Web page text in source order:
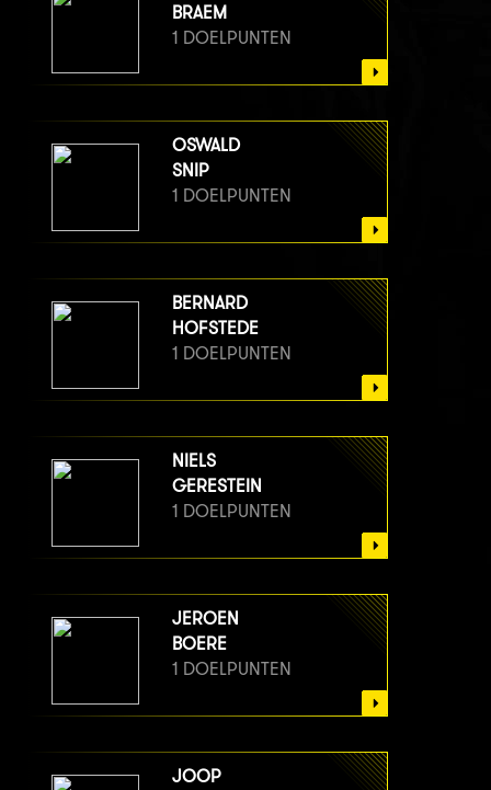
BRAEM
1 DOELPUNTEN
OSWALD
SNIP
1 DOELPUNTEN
BERNARD
HOFSTEDE
1 DOELPUNTEN
NIELS
GERESTEIN
1 DOELPUNTEN
JEROEN
BOERE
1 DOELPUNTEN
JOOP